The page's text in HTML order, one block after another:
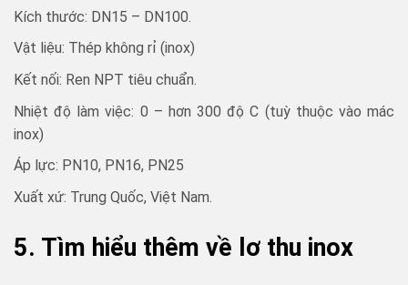
Kích thước: DN15 – DN100.
Vật liệu: Thép không rỉ (inox)
Kết nối: Ren NPT tiêu chuẩn.
Nhiệt độ làm việc: 0 – hơn 300 độ C (tuỳ thuộc vào mác
inox)
Áp lực: PN10, PN16, PN25
Xuất xứ: Trung Quốc, Việt Nam.
5. Tìm hiểu thêm về lơ thu inox